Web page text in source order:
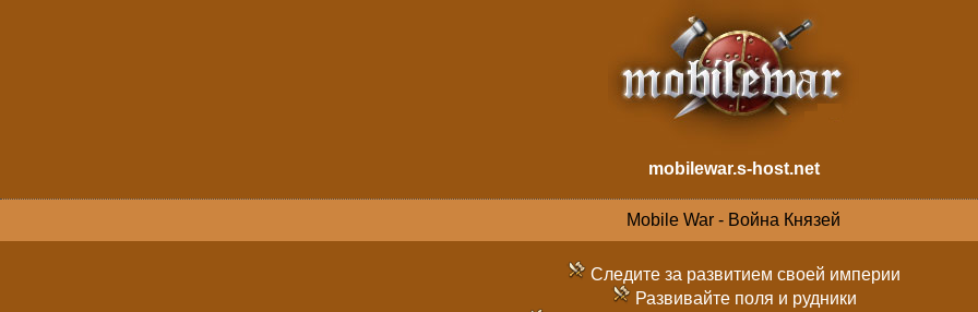
mobilewar.s-host.net
Mobile War - Война Князей
Следите за развитием своей империи
Развивайте поля и рудники